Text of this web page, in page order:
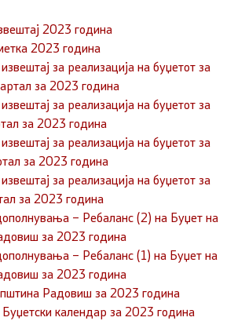
2023 година
2023 година
за реализација на буџетот за
за 2023 година
за реализација на буџетот за
за 2023 година
за реализација на буџетот за
за 2023 година
за реализација на буџетот за
за 2023 година
– Ребаланс (2) на Буџет на
за 2023 година
– Ребаланс (1) на Буџет на
за 2023 година
Радовиш за 2023 година
календар за 2023 година